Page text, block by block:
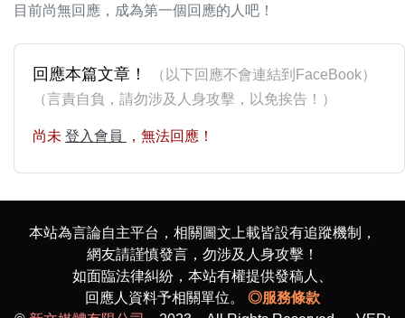
目前尚無回應，成為第一個回應的人吧！
回應本篇文章！
（以下回應不會連結到FaceBook）
（言責自負，請勿涉及人身攻擊，以免挨告！）
尚未 登入會員 ，無法回應！
本站為言論自主平台，相關圖文上載皆設有追蹤機制，
網友請謹慎發言，勿涉及人身攻擊！
如面臨法律糾紛，本站有權提供發稿人、
回應人資料予相關單位。 ◎服務條款